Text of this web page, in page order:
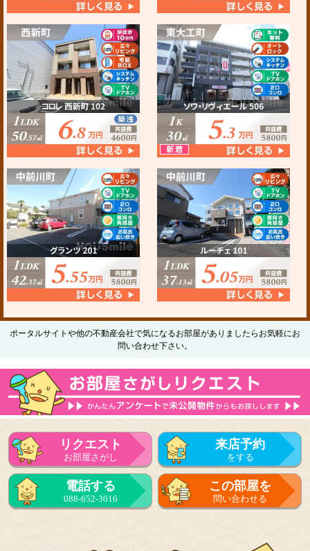
ポータルサイトや他の不動産会社で気になるお部屋がありましたらお気軽にお
問い合わせ下さい。
リクエスト
お部屋さがし
来店予約
をする
電話する
088-652-3016
この部屋を
問い合わせる